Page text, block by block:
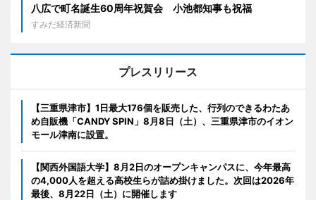
八広で町名誕生60周年祝賀会 小池都知事も祝福
すみだ経済新聞
プレスリリース
【三重県津市】1日最大176個を販売した、行列のできるわたあ
め自販機「CANDY SPIN」8月8日（土）、三重県津市のイオン
モール津南に設置。
【関西外国語大学】8月2日のオープンキャンパスに、今年最高
の4,000人を超える高校生らが詰め掛けました。次回は2026年
最後、8月22日（土）に開催します